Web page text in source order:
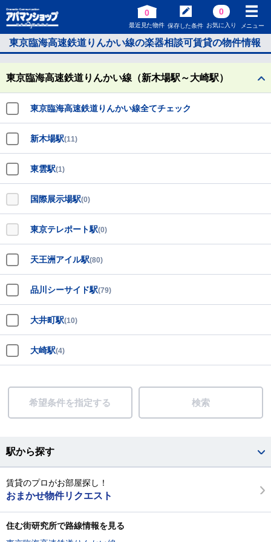
0
最近見た物件 保存した条件
0
お気に入り メニュー
東京臨海高速鉄道りんかい線の楽器相談可賃貸の物件情報
東京臨海高速鉄道りんかい線（新木場駅～大崎駅）
東京臨海高速鉄道りんかい線全てチェック
新木場駅(11)
東雲駅(1)
国際展示場駅(0)
東京テレポート駅(0)
天王洲アイル駅(80)
品川シーサイド駅(79)
大井町駅(10)
大崎駅(4)
希望条件を指定する 検索
駅から探す
賃貸のプロがお部屋探し！
おまかせ物件リクエスト
住む街研究所で路線情報を見る